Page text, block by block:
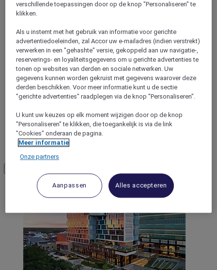
World
Indonesia
BORNEO
Kalimantan central
Pangkalan Bun
verschillende toepassingen door op de knop "Personaliseren" te
klikken.
Als u instemt met het gebruik van informatie voor gerichte
advertentiedoeleinden, zal Accor uw e-mailadres (indien verstrekt)
verwerken in een "gehashte" versie, gekoppeld aan uw navigatie-,
reserverings- en loyaliteitsgegevens om u gerichte advertenties te
tonen op websites van derden en sociale netwerken. Uw
gegevens kunnen worden gekruist met gegevens waarover deze
derden beschikken. Voor meer informatie kunt u de sectie
"gerichte advertenties" raadplegen via de knop "Personaliseren".
U kunt uw keuzes op elk moment wijzigen door op de knop
"Personaliseren" te klikken, die toegankelijk is via de link
"Cookies" onderaan de pagina.
Meer informatie
Onze partners
Aanpassen Alles accepteren